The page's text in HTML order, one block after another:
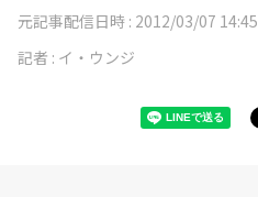
元記事配信日時 : 2012/03/07 14:45
記者 : イ・ウンジ